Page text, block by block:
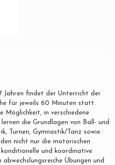
Jahren findet der Unterricht der
für jeweils 60 Minuten statt.
Möglichkeit, in verschiedene
die Grundlagen von Ball- und
Turnen, Gymnastik/Tanz sowie
nicht nur die motorischen
konditionelle und koordinative
Übungen und